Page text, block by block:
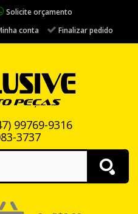
Solicite orçamento
conta Finalizar pedido
99769-9316
3737